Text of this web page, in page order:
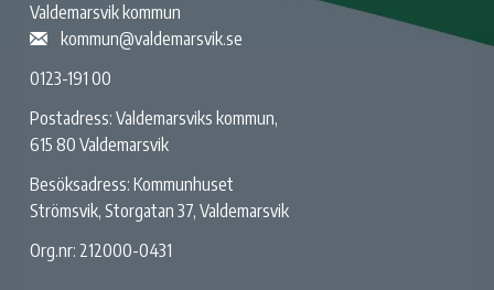
Valdemarsvik kommun
kommun@valdemarsvik.se
0123-191 00
Postadress: Valdemarsviks kommun,
615 80 Valdemarsvik
Besöksadress: Kommunhuset
Strömsvik, Storgatan 37, Valdemarsvik
Org.nr: 212000-0431